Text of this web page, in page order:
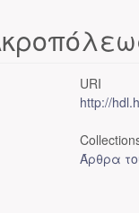
URI
http://
Άρθρα